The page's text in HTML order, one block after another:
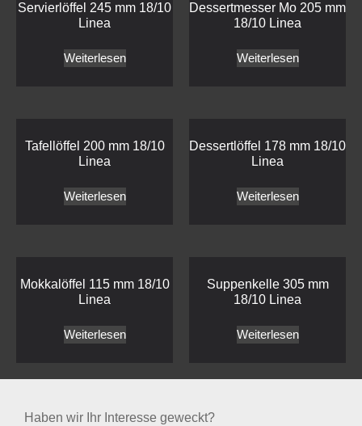
Servierlöffel 245 mm 18/10
Linea
Weiterlesen
Dessertmesser Mo 205 mm
18/10 Linea
Weiterlesen
Tafellöffel 200 mm 18/10
Linea
Weiterlesen
Dessertlöffel 178 mm 18/10
Linea
Weiterlesen
Mokkalöffel 115 mm 18/10
Linea
Weiterlesen
Suppenkelle 305 mm
18/10 Linea
Weiterlesen
Haben wir Ihr Interesse geweckt?